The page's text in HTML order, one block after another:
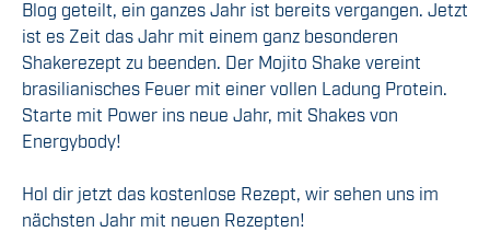
Blog geteilt, ein ganzes Jahr ist bereits vergangen. Jetzt
ist es Zeit das Jahr mit einem ganz besonderen
Shakerezept zu beenden. Der Mojito Shake vereint
brasilianisches Feuer mit einer vollen Ladung Protein.
Starte mit Power ins neue Jahr, mit Shakes von
Energybody!
Hol dir jetzt das kostenlose Rezept, wir sehen uns im
nächsten Jahr mit neuen Rezepten!